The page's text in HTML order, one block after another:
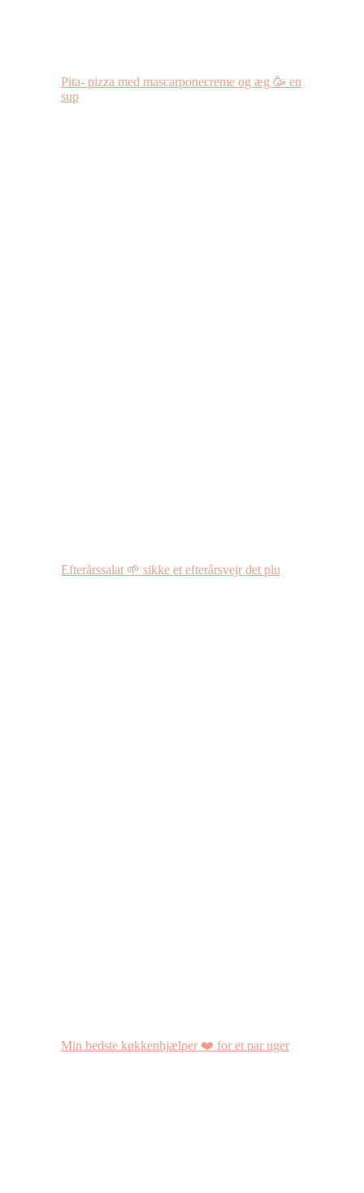
Pita- pizza med mascarponecreme og æg 🥳 en
sup
Efterårssalat 🌱 sikke et efterårsvejr det plu
Min bedste køkkenhjælper ❤️ for et par uger